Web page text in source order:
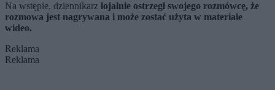
Na wstępie, dziennikarz lojalnie ostrzegł swojego rozmówcę, że
rozmowa jest nagrywana i może zostać użyta w materiale
wideo.
Reklama
Reklama